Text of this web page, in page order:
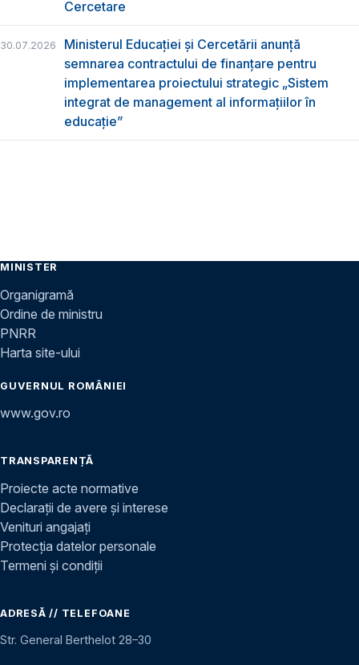
Cercetare
30.07.2026
Ministerul Educației și Cercetării anunță
semnarea contractului de finanțare pentru
implementarea proiectului strategic „Sistem
integrat de management al informațiilor în
educație”
MINISTER
Organigramă
Ordine de ministru
PNRR
Harta site-ului
GUVERNUL ROMÂNIEI
www.gov.ro
TRANSPARENȚĂ
Proiecte acte normative
Declarații de avere și interese
Venituri angajați
Protecția datelor personale
Termeni și condiții
ADRESĂ // TELEFOANE
Str. General Berthelot 28–30